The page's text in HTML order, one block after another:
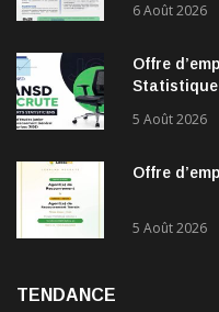
6 Août 2026
Offre
Statistique
5 Août 2026
Offre
5 Août 2026
TENDANCE